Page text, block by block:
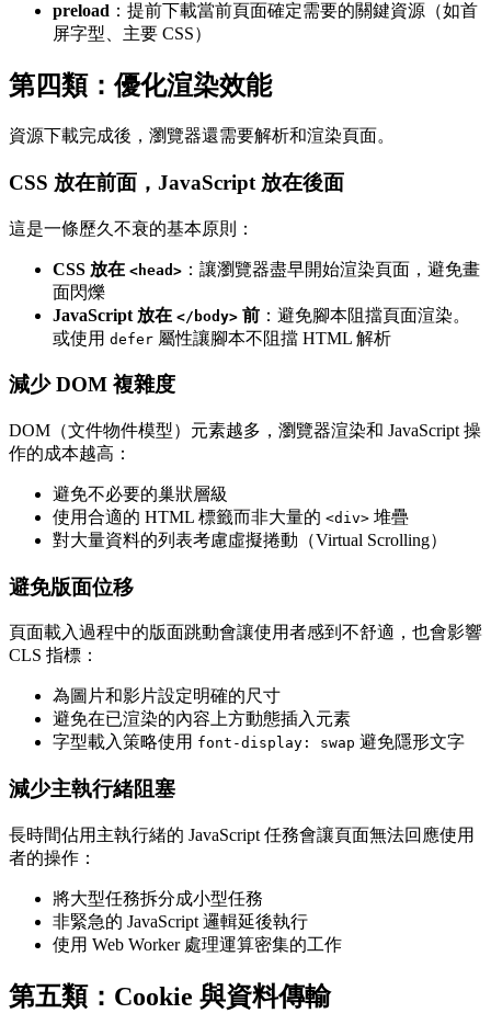
preload ：提前下載當前頁面確定需要的關鍵資源（如首
屏字型、主要 CSS）
第四類：優化渲染效能
資源下載完成後，瀏覽器還需要解析和渲染頁面。
CSS 放在前面，JavaScript 放在後面
這是一條歷久不衰的基本原則：
CSS 放在 <head> ：讓瀏覽器盡早開始渲染頁面，避免畫
面閃爍
JavaScript 放在 </body> 前 ：避免腳本阻擋頁面渲染。
或使用 defer 屬性讓腳本不阻擋 HTML 解析
減少 DOM 複雜度
DOM（文件物件模型）元素越多，瀏覽器渲染和 JavaScript 操
作的成本越高：
避免不必要的巢狀層級
使用合適的 HTML 標籤而非大量的 <div> 堆疊
對大量資料的列表考慮虛擬捲動（Virtual Scrolling）
避免版面位移
頁面載入過程中的版面跳動會讓使用者感到不舒適，也會影響
CLS 指標：
為圖片和影片設定明確的尺寸
避免在已渲染的內容上方動態插入元素
字型載入策略使用 font-display: swap 避免隱形文字
減少主執行緒阻塞
長時間佔用主執行緒的 JavaScript 任務會讓頁面無法回應使用
者的操作：
將大型任務拆分成小型任務
非緊急的 JavaScript 邏輯延後執行
使用 Web Worker 處理運算密集的工作
第五類：Cookie 與資料傳輸